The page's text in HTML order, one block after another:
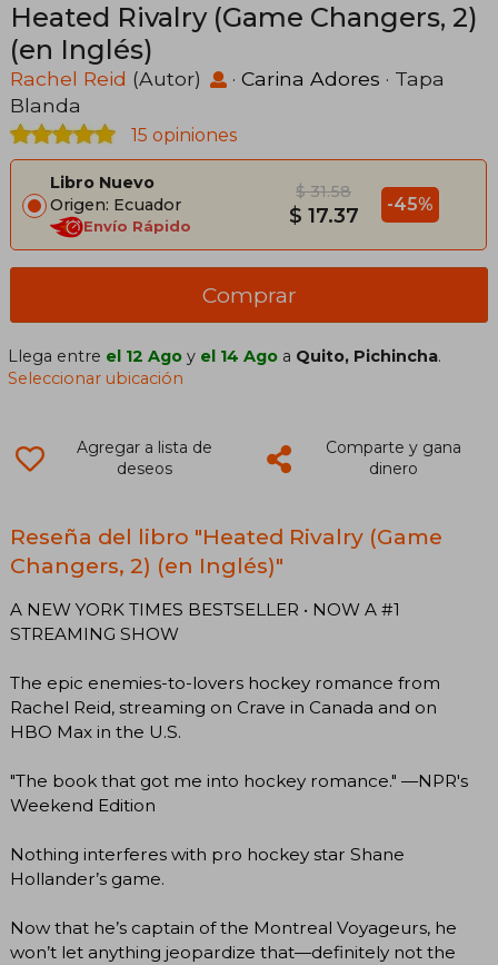
Heated Rivalry (Game Changers, 2)
(en Inglés)
Rachel Reid (Autor) · Carina Adores · Tapa
Blanda
15 opiniones
Libro Nuevo
Origen: Ecuador
Envío Rápido
$ 31.58
$ 17.37 -45%
Comprar
Llega entre el 12 Ago y el 14 Ago a Quito, Pichincha.
Seleccionar ubicación
Agregar a lista de
deseos
Comparte y gana
dinero
Reseña del libro "Heated Rivalry (Game
Changers, 2) (en Inglés)"
A NEW YORK TIMES BESTSELLER • NOW A #1
STREAMING SHOW
The epic enemies-to-lovers hockey romance from
Rachel Reid, streaming on Crave in Canada and on
HBO Max in the U.S.
"The book that got me into hockey romance." —NPR's
Weekend Edition
Nothing interferes with pro hockey star Shane
Hollander’s game.
Now that he’s captain of the Montreal Voyageurs, he
won’t let anything jeopardize that—definitely not the